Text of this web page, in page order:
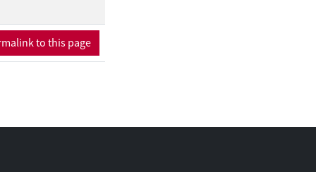
kortdurende
to this page